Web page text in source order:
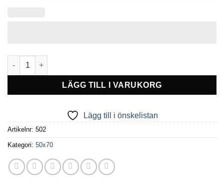
Ljuslåda Expo Lightbox dubbelsidig mängd
LÄGG TILL I VARUKORG
Lägg till i önskelistan
Artikelnr: 502
Kategori: 50x70